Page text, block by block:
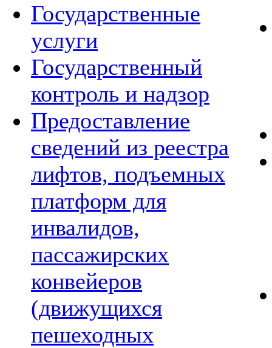
Государственные
услуги
Государственный
контроль и надзор
Предоставление
сведений из реестра
лифтов, подъемных
платформ для
инвалидов,
пассажирских
конвейеров
(движущихся
пешеходных